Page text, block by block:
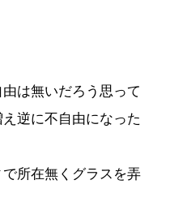
は無いだろう思って
逆に不自由になった
所在無くグラスを弄